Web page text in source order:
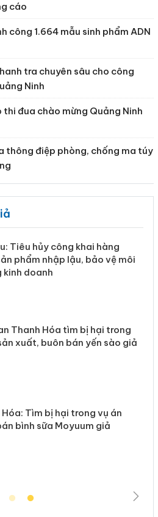
cáo
công 1.664 mẫu sinh phẩm ADN
tra chuyên sâu cho công
Ninh
đua chào mừng Quảng Ninh
thông điệp phòng, chống ma túy
hủy công khai hàng
nhập lậu, bảo vệ môi
Hóa tìm bị hại trong
buôn bán yến sào giả
bị hại trong vụ án
sữa Moyuum giả